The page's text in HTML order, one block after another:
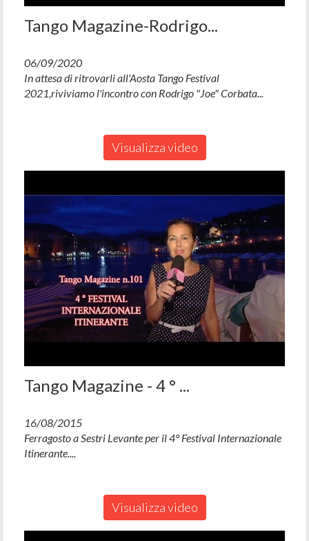
Tango Magazine-Rodrigo...
06/09/2020
In attesa di ritrovarli all'Aosta Tango Festival
2021,riviviamo l'incontro con Rodrigo "Joe" Corbata...
Visualizza video
Tango Magazine - 4 ° ...
16/08/2015
Ferragosto a Sestri Levante per il 4° Festival Internazionale
Itinerante....
Visualizza video